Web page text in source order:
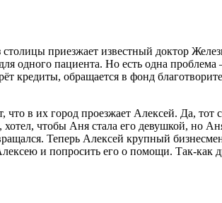
приезжает известный доктор
одного пациента. Но есть одна
кредиты, обращается в фонд
в их город проезжает Алексей. Да,
чтобы Аня стала его девушкой, но
Теперь Алексей крупный
и попросить его о помощи. Так-как